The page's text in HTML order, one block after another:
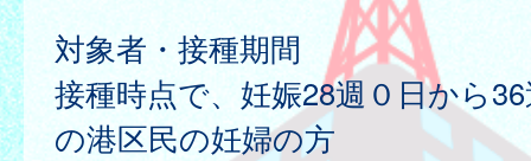
対象者・接種期間
接種時点で、妊娠28週０日から
の港区民の妊婦の方